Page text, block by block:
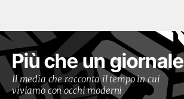
Più che un giornale
Il media che racconta il tempo in cui
viviamo con occhi moderni